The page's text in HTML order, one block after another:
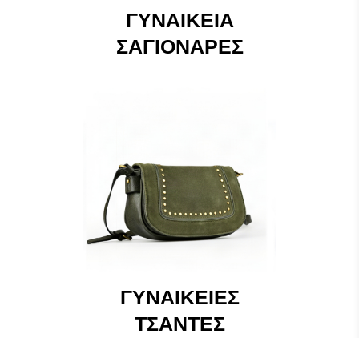
ΓΥΝΑΙΚΕΊΑ
ΣΑΓΙΟΝΆΡΕΣ
ΓΥΝΑΙΚΕΊΕΣ
ΤΣΆΝΤΕΣ